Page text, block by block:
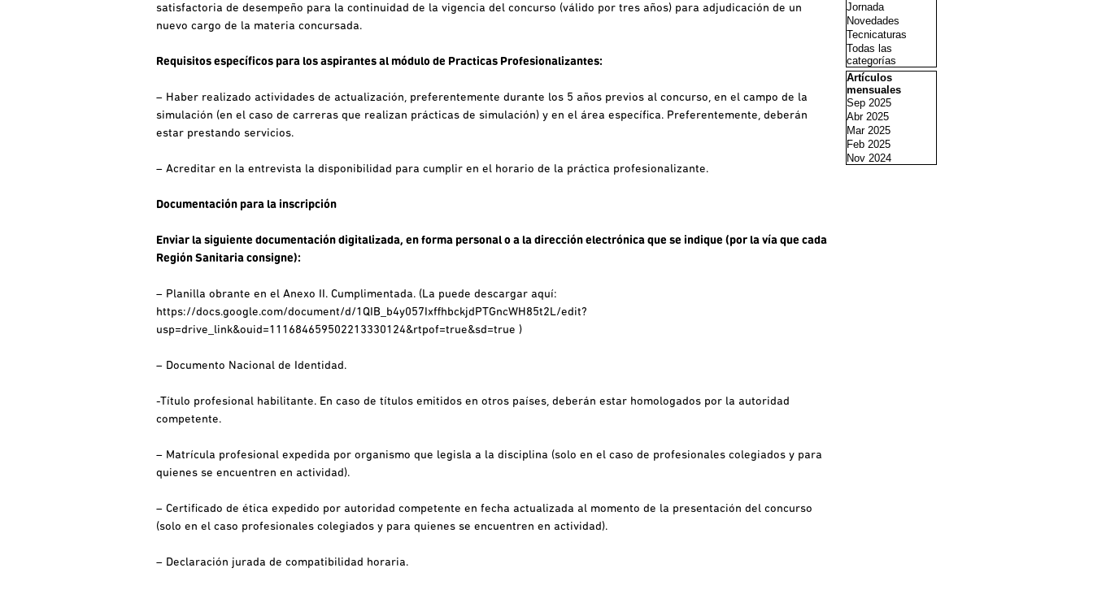
satisfactoria de desempeño para la continuidad de la vigencia del concurso (válido por tres años) para adjudicación de un
nuevo cargo de la materia concursada.
Requisitos específicos para los aspirantes al módulo de Practicas Profesionalizantes:
– Haber realizado actividades de actualización, preferentemente durante los 5 años previos al concurso, en el campo de la
simulación (en el caso de carreras que realizan prácticas de simulación) y en el área específica. Preferentemente, deberán
estar prestando servicios.
– Acreditar en la entrevista la disponibilidad para cumplir en el horario de la práctica profesionalizante.
Documentación para la inscripción
Enviar la siguiente documentación digitalizada, en forma personal o a la dirección electrónica que se indique (por la vía que cada
Región Sanitaria consigne):
– Planilla obrante en el Anexo II. Cumplimentada. (La puede descargar aquí:
https://docs.google.com/document/d/1QIB_b4y057IxffhbckjdPTGncWH85t2L/edit?
usp=drive_link&ouid=111684659502213330124&rtpof=true&sd=true )
– Documento Nacional de Identidad.
-Título profesional habilitante. En caso de títulos emitidos en otros países, deberán estar homologados por la autoridad
competente.
– Matrícula profesional expedida por organismo que legisla a la disciplina (solo en el caso de profesionales colegiados y para
quienes se encuentren en actividad).
– Certificado de ética expedido por autoridad competente en fecha actualizada al momento de la presentación del concurso
(solo en el caso profesionales colegiados y para quienes se encuentren en actividad).
– Declaración jurada de compatibilidad horaria.
Jornada
Novedades
Tecnicaturas
Todas las
categorías
Saltar el bloque Artículos mensuales
Artículos
mensuales
Sep 2025
Abr 2025
Mar 2025
Feb 2025
Nov 2024